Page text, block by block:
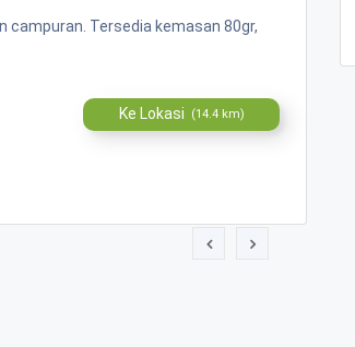
campuran. Tersedia kemasan 80gr,
Ke Lokasi (14.4 km)